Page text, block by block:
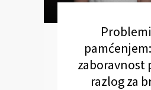
zaboravnost
razlog za